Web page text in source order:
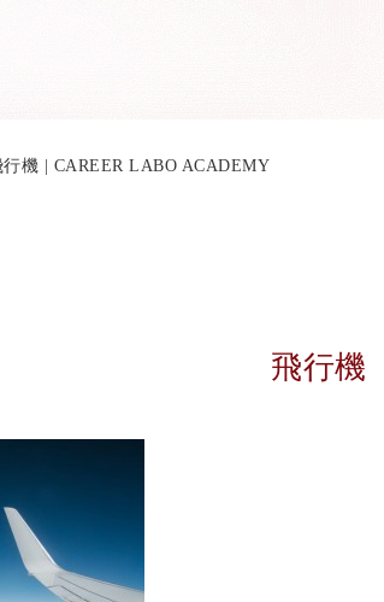
行機 | CAREER LABO ACADEMY
飛行機